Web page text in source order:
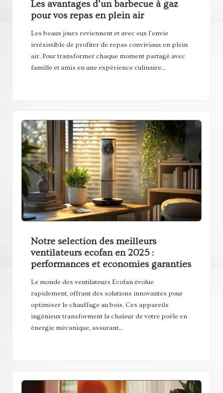
er
gi
es
Les avantages d’un barbecue à gaz
pour vos repas en plein air
Les beaux jours reviennent et avec eux l'envie
irrésistible de profiter de repas conviviaux en plein
air. Pour transformer chaque moment partagé avec
famille et amis en une expérience culinaire…
Notre selection des meilleurs
ventilateurs ecofan en 2025 :
performances et economies garanties
Le monde des ventilateurs Ecofan évolue
rapidement, offrant des solutions innovantes pour
optimiser le chauffage au bois. Ces appareils
ingénieux transforment la chaleur de votre poêle en
énergie mécanique, assurant…